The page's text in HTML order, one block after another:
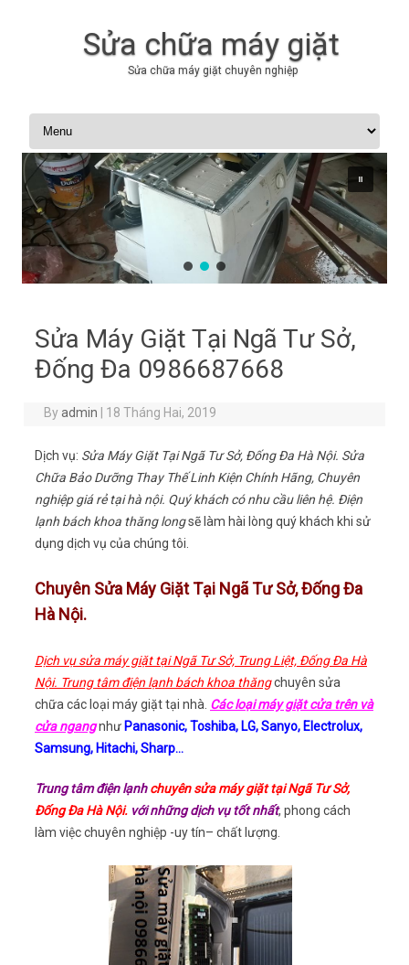
Sửa chữa máy giặt
Sửa chữa máy giặt chuyên nghiệp
Skip to content
Sửa Máy Giặt Tại Ngã Tư Sở,
Đống Đa 0986687668
Byadmin 18 Tháng Hai, 2019
Dịch vụ: Sửa Máy Giặt Tại Ngã Tư Sở, Đống Đa Hà Nội. Sửa
Chữa Bảo Dưỡng Thay Thế Linh Kiện Chính Hãng, Chuyên
nghiệp giá rẻ tại hà nội. Quý khách có nhu cầu liên hệ. Điện
lạnh bách khoa thăng longsẽ làm hài lòng quý khách khi sử
dụng dịch vụ của chúng tôi.
Chuyên Sửa Máy Giặt Tại Ngã Tư Sở, Đống Đa
Hà Nội.
Dịch vụ sửa máy giặt tại Ngã Tư Sở, Trung Liệt, Đống Đa Hà
Nội. Trung tâm điện lạnh bách khoa thăngchuyên sửa
chữa các loại máy giặt tại nhà. Các loại máy giặt cửa trên và
cửa ngangnhư Panasonic, Toshiba, LG, Sanyo, Electrolux,
Samsung, Hitachi, Sharp…
Trung tâm điện lạnhchuyên sửa máy giặt tại Ngã Tư Sở,
Đống Đa Hà Nội. với những dịch vụ tốt nhất, phong cách
làm việc chuyên nghiệp -uy tín– chất lượng.